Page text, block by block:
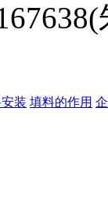
装 填料的作用